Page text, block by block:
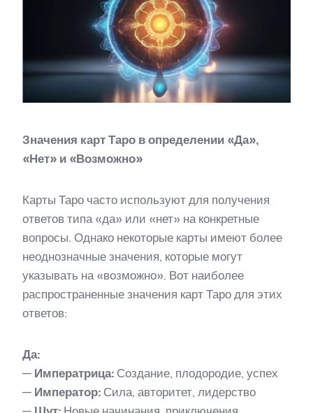
Значения карт Таро в определении «Да»,
«Нет» и «Возможно»
Карты Таро часто используют для получения
ответов типа «да» или «нет» на конкретные
вопросы. Однако некоторые карты имеют более
неоднозначные значения, которые могут
указывать на «возможно». Вот наиболее
распространенные значения карт Таро для этих
ответов:
Да:
— Императрица: Создание, плодородие, успех
— Император: Сила, авторитет, лидерство